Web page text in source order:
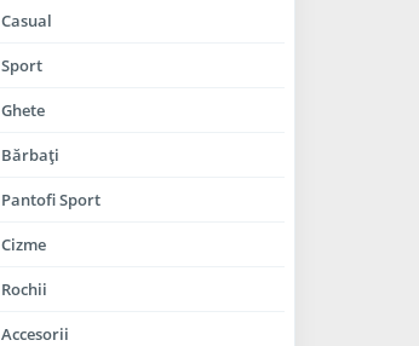
Casual
Sport
Ghete
Bărbaţi
Pantofi Sport
Cizme
Rochii
Accesorii